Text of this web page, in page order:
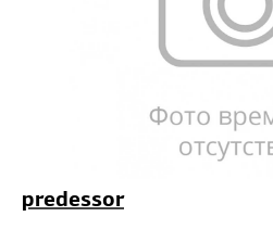
predessor